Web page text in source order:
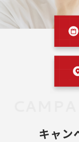
キャン